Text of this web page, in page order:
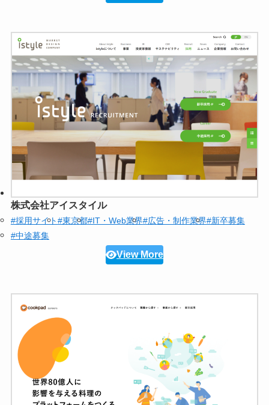
株式会社アイスタイル
#採用サイト#東京都#IT・Web業界#広告・制作業界#新卒募集
#中途募集
View More